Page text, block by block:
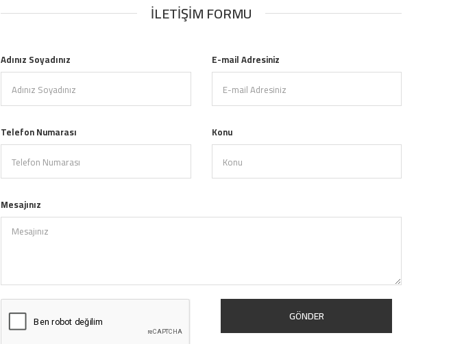
İLETIŞIM FORMU
Adınız Soyadınız E-mail Adresiniz
Telefon Numarası Konu
Mesajınız
GÖNDER